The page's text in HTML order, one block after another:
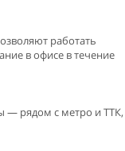
работать
в офисе в течение
— рядом с метро и ТТК,